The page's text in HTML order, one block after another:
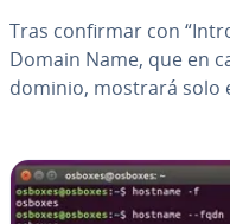
Tras confirmar con
Domain Name, que en
dominio, mostrará solo